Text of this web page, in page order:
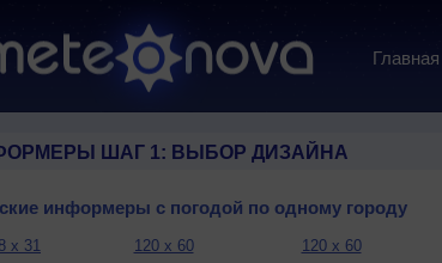
Главная
ШАГ 1: ВЫБОР ДИЗАЙНА
информеры с погодой по одному городу
x 31 120 x 60 120 x 60